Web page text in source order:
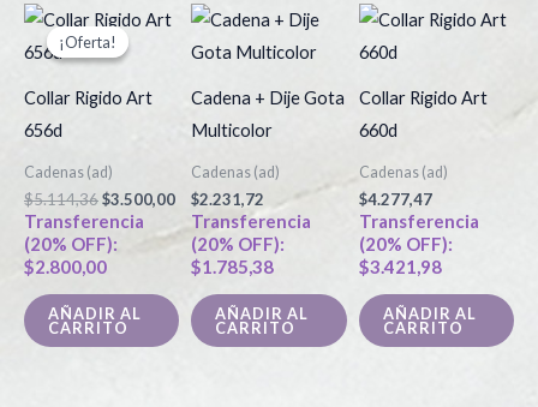
¡Oferta!
¡Oferta!
Collar Rigido Art
656d
Cadenas (ad)
$5.114,36
El
precio
original
$5.114,36.
$3.500,00
precio
actual
$3.500,00.
Transferencia
(20% OFF):
$2.800,00
AÑADIR AL
CARRITO
Cadena + Dije Gota
Multicolor
Cadenas (ad)
$2.231,72
Transferencia
(20% OFF):
$1.785,38
AÑADIR AL
CARRITO
Collar Rigido Art
660d
Cadenas (ad)
$4.277,47
Transferencia
(20% OFF):
$3.421,98
AÑADIR AL
CARRITO